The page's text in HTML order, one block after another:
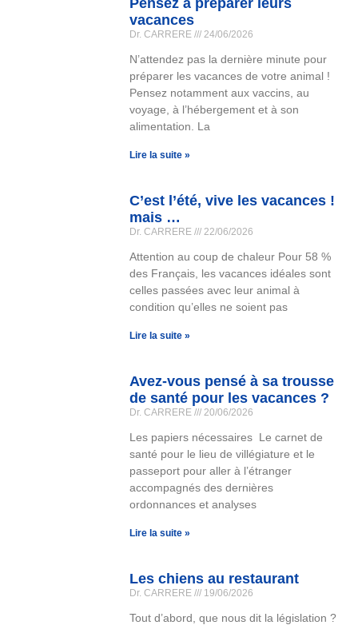
vacances
Dr. CARRERE 24/06/2026
N’attendez pas la dernière minute pour
préparer les vacances de votre animal !
Pensez notamment aux vaccins, au
voyage, à l’hébergement et à son
alimentation. La
Lire la suite »
C’est l’été, vive les vacances !
mais …
Dr. CARRERE 22/06/2026
Attention au coup de chaleur Pour 58 %
des Français, les vacances idéales sont
celles passées avec leur animal à
condition qu’elles ne soient pas
Lire la suite »
Avez-vous pensé à sa trousse
de santé pour les vacances ?
Dr. CARRERE 20/06/2026
Les papiers nécessaires Le carnet de
santé pour le lieu de villégiature et le
passeport pour aller à l’étranger
accompagnés des dernières
ordonnances et analyses
Lire la suite »
Les chiens au restaurant
Dr. CARRERE 19/06/2026
Tout d’abord, que nous dit la législation ?